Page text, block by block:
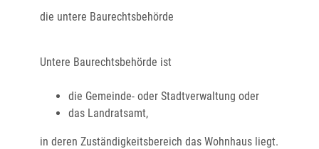
die untere Baurechtsbehörde
Untere Baurechtsbehörde ist
die Gemeinde- oder Stadtverwaltung oder
das Landratsamt,
in deren Zuständigkeitsbereich das Wohnhaus liegt.